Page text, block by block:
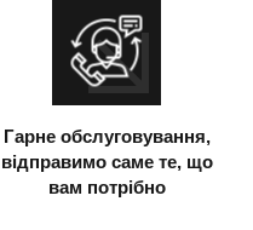
Гарне обслуговування,
відправимо саме те, що
вам потрібно